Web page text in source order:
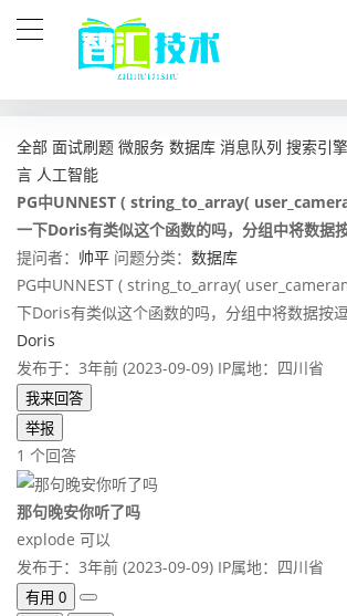
全部 面试刷题 微服务 数据库 消息队列 搜索引擎
言 人工智能
PG中UNNEST ( string_to_array(
一下Doris有类似这个函数的吗，分组中将数据
提问者： 帅平 问题分类： 数据库
PG中UNNEST ( string_to_array(
下Doris有类似这个函数的吗，分组中将数据按
Doris
发布于：3年前 (2023-09-09) IP属地：四川省
我来回答
举报
1 个回答
那句晚安你听了吗
explode 可以
发布于：3年前 (2023-09-09) IP属地：四川省
有用 0